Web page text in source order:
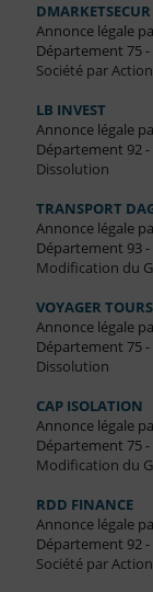
DMARKETSECUR
Annonce légale
Département 75 -
Société par
LB INVEST
Annonce légale
Département 92
Dissolution
TRANSPORT
Annonce légale
Département 93 -
Modification du
VOYAGER TOURS
Annonce légale
Département 75 -
Dissolution
CAP ISOLATION
Annonce légale
Département 75 -
Modification du
RDD FINANCE
Annonce légale
Département 92
Société par